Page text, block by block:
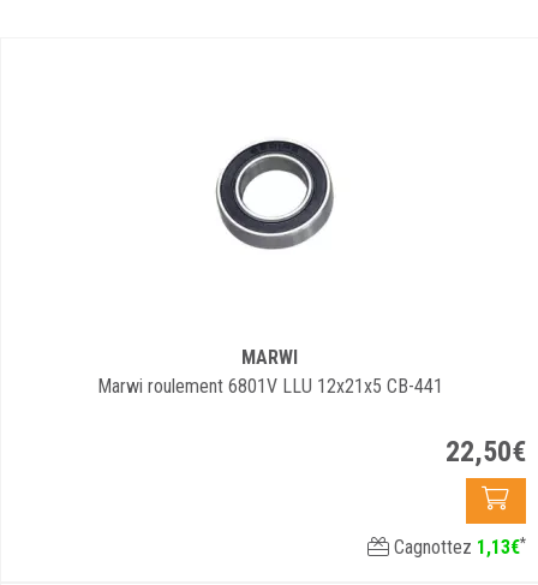
MARWI
Marwi roulement 6801V LLU 12x21x5 CB-441
22,50€
Cagnottez 1,13€*